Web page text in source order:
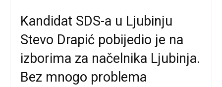
Kandidat SDS-a u Ljubinju
Stevo Drapić pobijedio je na
izborima za načelnika Ljubinja.
Bez mnogo problema